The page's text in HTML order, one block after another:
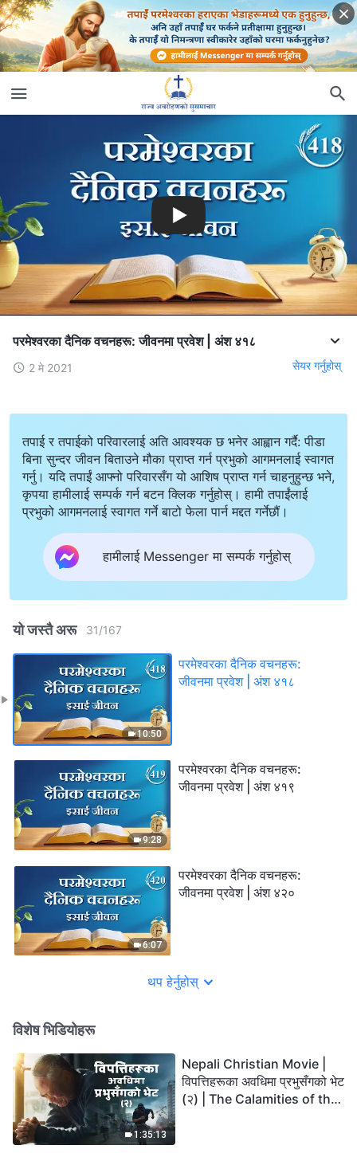
परमेश्‍वरका दैनिक वचनहरू: जीवनमा प्रवेश | अंश ४१८
2 मे 2021 सेयर गर्नुहोस्
तपाई र तपाईको परिवारलाई अति आवश्यक छ भनेर आह्वान गर्दै: पीडा
बिना सुन्दर जीवन बिताउने मौका प्राप्त गर्न प्रभुको आगमनलाई स्वागत
गर्नु। यदि तपाईं आफ्नो परिवारसँग यो आशिष प्राप्त गर्न चाहनुहुन्छ भने,
कृपया हामीलाई सम्पर्क गर्न बटन क्लिक गर्नुहोस्। हामी तपाईंलाई
प्रभुको आगमनलाई स्वागत गर्ने बाटो फेला पार्न मद्दत गर्नेछौं।
हामीलाई Messenger मा सम्पर्क गर्नुहोस्
यो जस्तै अरू 31/167
10:50
परमेश्‍वरका दैनिक वचनहरू:
जीवनमा प्रवेश | अंश ४१८
9:28
परमेश्‍वरका दैनिक वचनहरू:
जीवनमा प्रवेश | अंश ४१९
6:07
परमेश्‍वरका दैनिक वचनहरू:
जीवनमा प्रवेश | अंश ४२०
थप हेर्नुहोस्
विशेष भिडियोहरू
1:35:13
Nepali Christian Movie |
विपत्तिहरूका अवधिमा प्रभुसँगको भेट
(२) | The Calamities of the